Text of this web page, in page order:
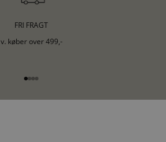
FRI FRAGT
v. køber over 499,-
Gå til element 1
Gå til element 2
Gå til element 3
Gå til element 4